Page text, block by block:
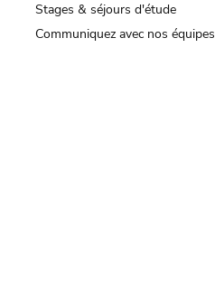
Stages & séjours d'étude
Communiquez avec nos équipes